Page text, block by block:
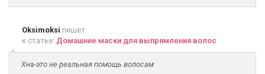
Oksimoksi пишет
к статье: Домашние маски для выпрямления волос
Хна-это не реальная помощь волосам